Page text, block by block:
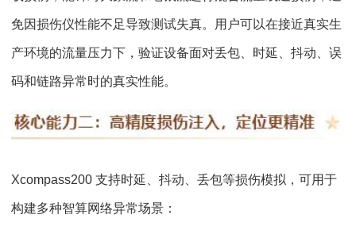
免因损伤仪性能不足导致测试失真。用户可以在接近真实生
产环境的流量压力下，验证设备面对丢包、时延、抖动、误
码和链路异常时的真实性能。
Xcompass200 支持时延、抖动、丢包等损伤模拟，可用于
构建多种智算网络异常场景：